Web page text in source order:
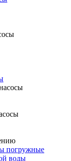
погружные
воды